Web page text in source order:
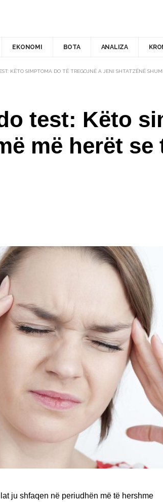
EKONOMI BOTA ANALIZA
KËTO SIMPTOMA DO TË TREGOJNË A JENI SHTATZËNË
test: Këto
më herët
ju shfaqen në periudhën më të hershme